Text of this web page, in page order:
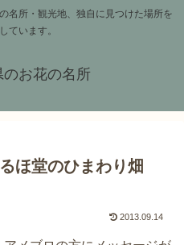
名所・観光地、独自に見つけた場所を
ています。
お花の名所
ほ堂のひまわり畑
2013.09.14